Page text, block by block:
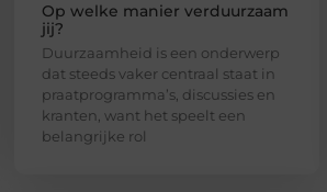
Op welke manier verduurzaam
jij?
Duurzaamheid is een onderwerp
dat steeds vaker centraal staat in
praatprogramma’s, discussies en
kranten, want het speelt een
belangrijke rol